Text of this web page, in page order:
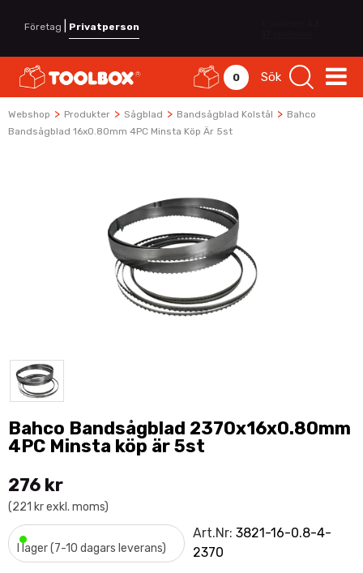
Företag Privatperson
0 Sök
Webshop > Produkter > Sågblad > Bandsågblad Kolstål > Bahco
Bandsågblad 16x0.80mm 4PC Minsta Köp Är 5st
Bahco Bandsågblad 2370x16x0.80mm
4PC Minsta köp är 5st
276 kr
(221 kr exkl. moms)
•I lager (7-10 dagars leverans)
Art.Nr:3821-16-0.8-4-
2370